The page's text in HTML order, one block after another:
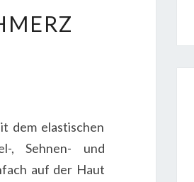
dem elastischen
, Sehnen- und
auf der Haut